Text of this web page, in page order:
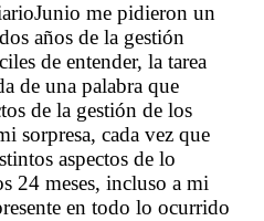
me pidieron un
años de la gestión
de entender, la tarea
de una palabra que
de la gestión de los
sorpresa, cada vez que
aspectos de lo
24 meses, incluso a mi
en todo lo ocurrido